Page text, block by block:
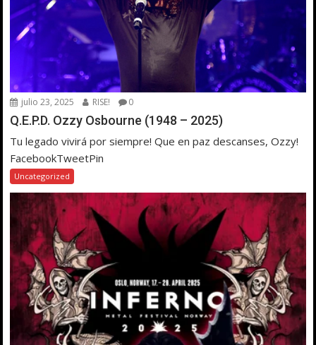
julio 23, 2025 RISE! 0
Q.E.P.D. Ozzy Osbourne (1948 – 2025)
Tu legado vivirá por siempre! Que en paz descanses, Ozzy!
FacebookTweetPin
Uncategorized